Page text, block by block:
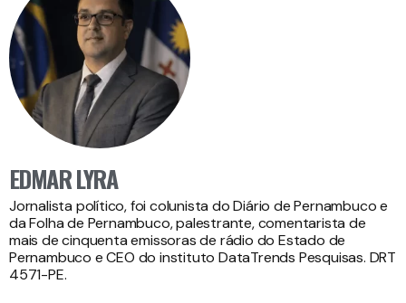
EDMAR LYRA
Jornalista político, foi colunista do Diário de Pernambuco e
da Folha de Pernambuco, palestrante, comentarista de
mais de cinquenta emissoras de rádio do Estado de
Pernambuco e CEO do instituto DataTrends Pesquisas. DRT
4571-PE.